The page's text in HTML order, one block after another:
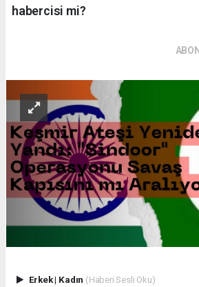
habercisi mi?
Erkek| Kadın (Haberi Sesli Oku)